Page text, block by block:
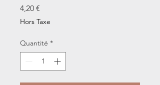
4,20 €
Hors Taxe
Quantité *